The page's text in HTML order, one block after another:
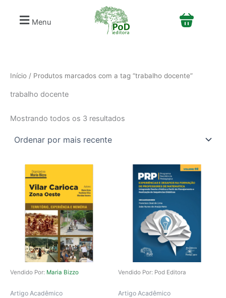
Menu
n
u
a
Início / Produtos marcados com a tag “trabalho docente”
trabalho docente
Mostrando todos os 3 resultados
mais
recente
Vendido Por: Maria Bizzo
Artigo Acadêmico
Vendido Por: Pod Editora
Artigo Acadêmico